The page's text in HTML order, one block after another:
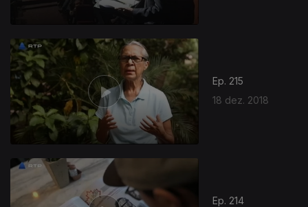
Ep. 215
18 dez. 2018
Ep. 214
379716